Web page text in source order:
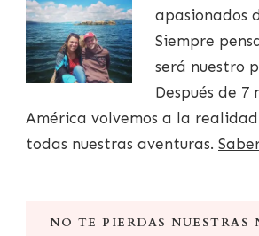
apasionados
Siempre
será nuestro
Después de 7
América volvemos a la
todas nuestras aventuras.
NO TE PIERDAS NUESTRAS